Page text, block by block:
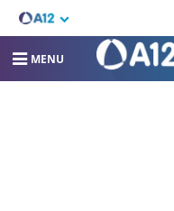
MENU